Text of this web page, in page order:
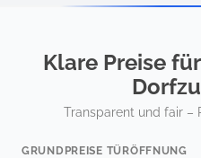
Klare Preise
Transparent und fair –
GRUNDPREISE TÜRÖFFNUNG